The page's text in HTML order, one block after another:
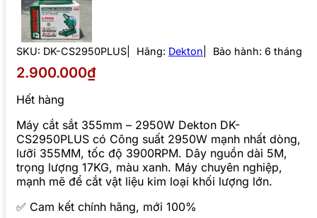
SKU: DK-CS2950PLUS Hãng: Dekton Bảo hành: 6 tháng
2.900.000₫
Hết hàng
Máy cắt sắt 355mm – 2950W Dekton DK-
CS2950PLUS có Công suất 2950W mạnh nhất dòng,
lưỡi 355MM, tốc độ 3900RPM. Dây nguồn dài 5M,
trọng lượng 17KG, màu xanh. Máy chuyên nghiệp,
mạnh mẽ để cắt vật liệu kim loại khối lượng lớn.
✅ Cam kết chính hãng, mới 100%